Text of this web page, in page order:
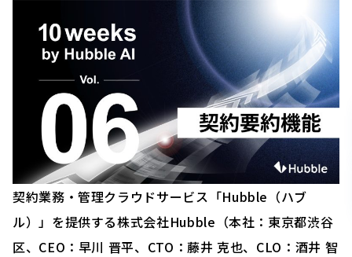
契約業務・管理クラウドサービス「Hubble（ハブ
ル）」を提供する株式会社Hubble（本社：東京都渋谷
区、CEO：早川 晋平、CTO：藤井 克也、CLO：酒井 智